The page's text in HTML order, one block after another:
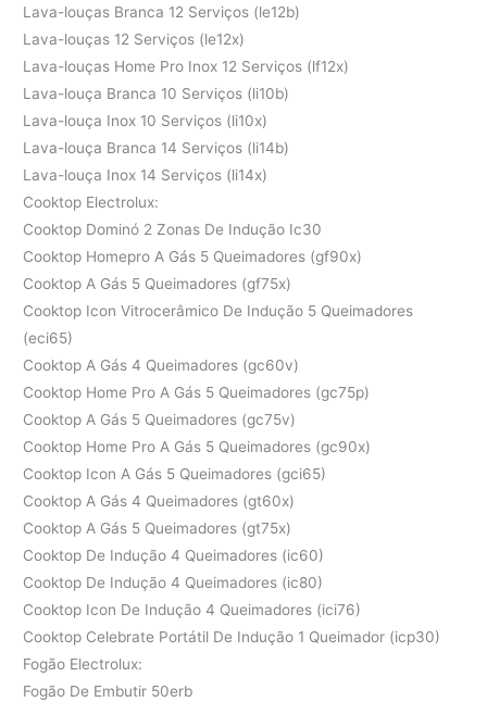
Lava-louças Branca 12 Serviços (le12b)
Lava-louças 12 Serviços (le12x)
Lava-louças Home Pro Inox 12 Serviços (lf12x)
Lava-louça Branca 10 Serviços (li10b)
Lava-louça Inox 10 Serviços (li10x)
Lava-louça Branca 14 Serviços (li14b)
Lava-louça Inox 14 Serviços (li14x)
Cooktop Electrolux:
Cooktop Dominó 2 Zonas De Indução Ic30
Cooktop Homepro A Gás 5 Queimadores (gf90x)
Cooktop A Gás 5 Queimadores (gf75x)
Cooktop Icon Vitrocerâmico De Indução 5 Queimadores
(eci65)
Cooktop A Gás 4 Queimadores (gc60v)
Cooktop Home Pro A Gás 5 Queimadores (gc75p)
Cooktop A Gás 5 Queimadores (gc75v)
Cooktop Home Pro A Gás 5 Queimadores (gc90x)
Cooktop Icon A Gás 5 Queimadores (gci65)
Cooktop A Gás 4 Queimadores (gt60x)
Cooktop A Gás 5 Queimadores (gt75x)
Cooktop De Indução 4 Queimadores (ic60)
Cooktop De Indução 4 Queimadores (ic80)
Cooktop Icon De Indução 4 Queimadores (ici76)
Cooktop Celebrate Portátil De Indução 1 Queimador (icp30)
Fogão Electrolux:
Fogão De Embutir 50erb